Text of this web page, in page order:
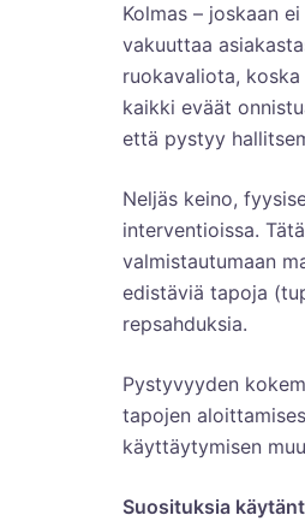
Kolmas – joskaan
vakuuttaa
ruokavaliota,
kaikki eväät
että pystyy
Neljäs keino,
interventioissa.
valmistautumaan
edistäviä tapoja
repsahduksia.
Pystyvyyden
tapojen
käyttäytymisen
Suosituksia